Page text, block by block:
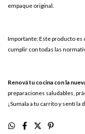
empaque original.
Importante: Este producto es
cumplir con todas las
Renová tu cocina con la
preparaciones saludables,
¡Sumala a tu carrito y sentí la